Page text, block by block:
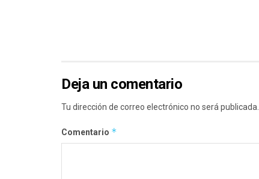
Deja un comentario
Tu dirección de correo electrónico no será publicada.
Comentario *